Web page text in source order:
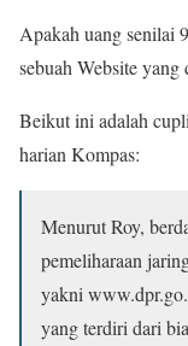
Apakah uang senilai
sebuah Website
Beikut ini adalah
harian Kompas:
Menurut Roy,
pemeliharaan
yakni
yang terdiri dari